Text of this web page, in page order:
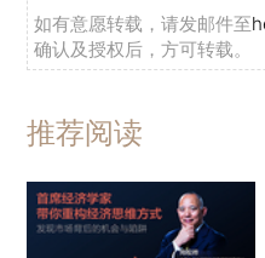
如有意愿转载，请发邮件至
确认及授权后，方可转载。
推荐阅读